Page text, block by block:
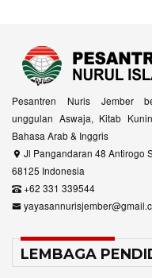
Pesantren Nuris Jember
unggulan Aswaja, Kitab
Bahasa Arab & Inggris
Jl Pangandaran 48 Antirogo
68125 Indonesia
+62 331 339544
LEMBAGA